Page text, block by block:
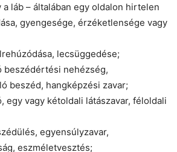
a láb – általában egy oldalon hirtelen
gyengesége, érzéketlensége vagy
lecsüggedése;
beszédértési nehézség,
beszéd, hangképzési zavar;
egy vagy kétoldali látászavar, féloldali
egyensúlyzavar,
eszméletvesztés;